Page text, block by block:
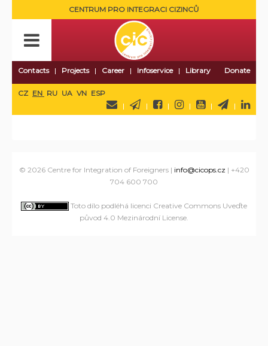
CENTRUM PRO INTEGRACI CIZINCŮ
Contacts Projects Career Infoservice Library Donate
CZ EN RU UA VN ESP
© 2026 Centre for Integration of Foreigners | info@cicops.cz | +420
704 600 700
Toto dílo podléhá licenci Creative Commons Uveďte
původ 4.0 Mezinárodní License.